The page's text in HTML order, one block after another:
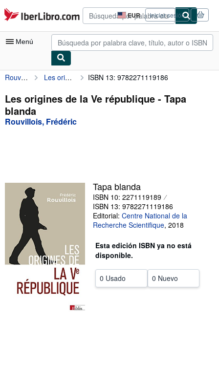
Pasar al contenido principal
IberLibro.com EUR
Preferencias
de
compra
del
Iniciar sesión
Menú
Mi cuenta
Consultar mis pedidos
Búsqueda avanzada
Vendedores
Comenzar a vender
Ayuda
Rouvillois, Frédéric Les origines de la Ve république ISBN 13: 9782271119186
Les origines de la Ve république - Tapa
blanda
Rouvillois, Frédéric
Tapa blanda
ISBN 10: 2271119189
ISBN 13: 9782271119186
Editorial: Centre National de la
Recherche Scientifique, 2018
Esta edición ISBN ya no está
disponible.
0 Usado 0 Nuevo